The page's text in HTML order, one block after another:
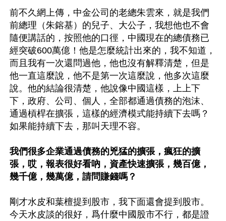
前不久網上傳，中金公司的老總朱雲來，就是我們
前總理（朱鎔基）的兒子、大公子，我想他也不會
隨便講話的，按照他的口徑，中國現在的總債務已
經突破600萬億！他是怎麼統計出來的，我不知道，
而且我有一次還問過他，他也沒有解釋清楚，但是
他一直這麼說，他不是第一次這麼說，他多次這麼
說。他的結論很清楚，他說像中國這樣，上上下
下，政府、公司、個人，全部都通過債務的泡沫、
通過槓桿在擴張，這樣的經濟模式能持續下去嗎？
如果能持續下去，那叫天理不容。
我們很多企業通過債務的兇猛的擴張，瘋狂的擴
張，哎，報表很好看吶，資產快速擴張，幾百億，
幾千億，幾萬億，請問賺錢嗎？
剛才水皮和葉檀提到股市，我下面還會提到股市。
今天水皮談的很好，爲什麼中國股市不行，都是證